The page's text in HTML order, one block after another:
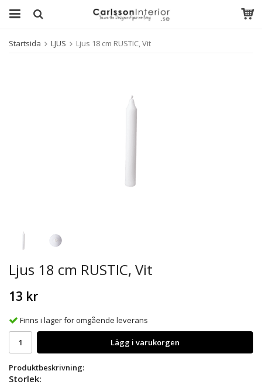
Startsida LJUS Ljus 18 cm RUSTIC, Vit
Ljus 18 cm RUSTIC, Vit
13 kr
Finns i lager för omgående leverans
Lägg i varukorgen
Produktbeskrivning:
Storlek: